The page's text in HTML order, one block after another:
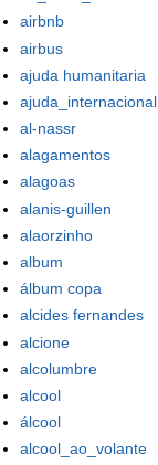
airbnb
airbus
ajuda humanitaria
ajuda_internacional
al-nassr
alagamentos
alagoas
alanis-guillen
alaorzinho
album
álbum copa
alcides fernandes
alcione
alcolumbre
alcool
álcool
alcool_ao_volante